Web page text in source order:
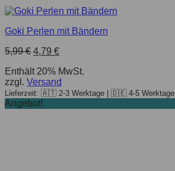
Goki Perlen mit Bändern
5,99€ Ursprünglicher
war:
5,99 €
4,79 €Aktueller
ist:
4,79 €.
Enthält 20% MwSt.
zzgl. Versand
Lieferzeit: 🇦🇹 2-3 Werktage | 🇩🇪 4-5 Werktage
Angebot!